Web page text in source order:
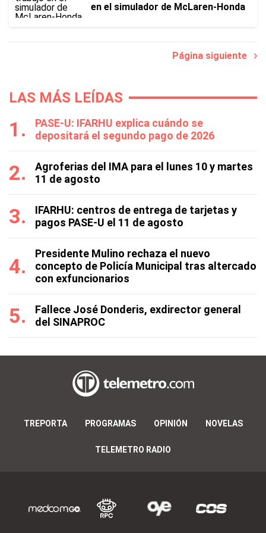
en el simulador de McLaren-Honda
Página siguiente
LAS MÁS LEÍDAS
PASE-U: IFARHU explica cuándo se
depositará el segundo pago de 2026
Agroferias del IMA para el lunes 10 y martes
11 de agosto
IFARHU: centros de entrega de tarjetas y
pagos PASE-U el 11 de agosto
Presidente Mulino rechaza el nuevo
concepto de Policía Municipal tras altercado
con exfuncionarios
Fallece José Donderis, exdirector general
del SINAPROC
TREPORTA PROGRAMAS OPINIÓN NOVELAS
TELEMETRO RADIO